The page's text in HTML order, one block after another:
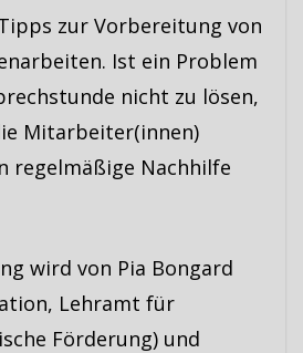
zur Vorbereitung von
Ist ein Problem
nicht zu lösen,
Mitarbeiter(innen)
regelmäßige Nachhilfe
wird von Pia Bongard
Lehramt für
Förderung) und